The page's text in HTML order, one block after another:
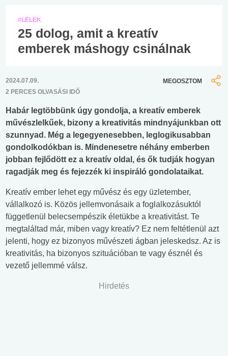
#LÉLEK
25 dolog, amit a kreatív
emberek máshogy csinálnak
2024.07.09.
2 PERCES OLVASÁSI IDŐ
MEGOSZTOM
Habár legtöbbünk úgy gondolja, a kreatív emberek
művészlelkűek, bizony a kreativitás mindnyájunkban ott
szunnyad. Még a legegyenesebben, leglogikusabban
gondolkodókban is. Mindenesetre néhány emberben
jobban fejlődött ez a kreatív oldal, és ők tudják hogyan
ragadják meg és fejezzék ki inspiráló gondolataikat.
Kreatív ember lehet egy művész és egy üzletember,
vállalkozó is. Közös jellemvonásaik a foglalkozásuktól
függetlenül belecsempészik életükbe a kreativitást. Te
megtaláltad már, miben vagy kreatív? Ez nem feltétlenül azt
jelenti, hogy ez bizonyos művészeti ágban jeleskedsz. Az is
kreativitás, ha bizonyos szituációban te vagy észnél és
vezető jellemmé válsz.
Hirdetés